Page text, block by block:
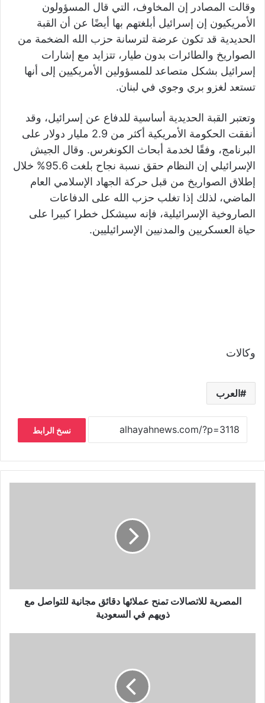
وقالت المصادر إن المخاوف، التي قال المسؤولون
الأمريكيون إن إسرائيل أبلغتهم بها أيضًا عن أن القبة
الحديدية قد تكون عرضة لترسانة حزب الله الضخمة من
الصواريخ والطائرات بدون طيار، تتزايد مع إشارات
إسرائيل بشكل متصاعد للمسؤولين الأمريكيين إلى أنها
تستعد لغزو بري وجوي في لبنان.
وتعتبر القبة الحديدية أساسية للدفاع عن إسرائيل، وقد
أنفقت الحكومة الأمريكية أكثر من 2.9 مليار دولار على
البرنامج، وفقًا لخدمة أبحاث الكونغرس. وقال الجيش
الإسرائيلي إن النظام حقق نسبة نجاح بلغت 95.6% خلال
إطلاق الصواريخ من قبل حركة الجهاد الإسلامي العام
الماضي، لذلك إذا تغلب حزب الله على الدفاعات
الصاروخية الإسرائيلية، فإنه سيشكل خطرا كبيرا على
حياة العسكريين والمدنيين الإسرائيليين.
وكالات
العرب
نسخ الرابط
المصرية للاتصالات تمنح عملائها دقائق مجانية للتواصل مع
ذويهم في السعودية